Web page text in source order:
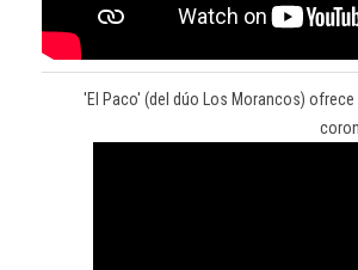
'El Paco' (del dúo Los Morancos)